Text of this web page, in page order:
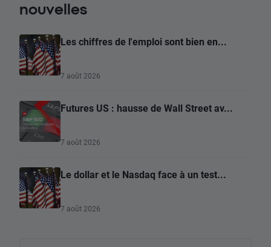
nouvelles
Les chiffres de l'emploi sont bien en...
7 août 2026
Futures US : hausse de Wall Street av...
7 août 2026
Le dollar et le Nasdaq face à un test...
7 août 2026